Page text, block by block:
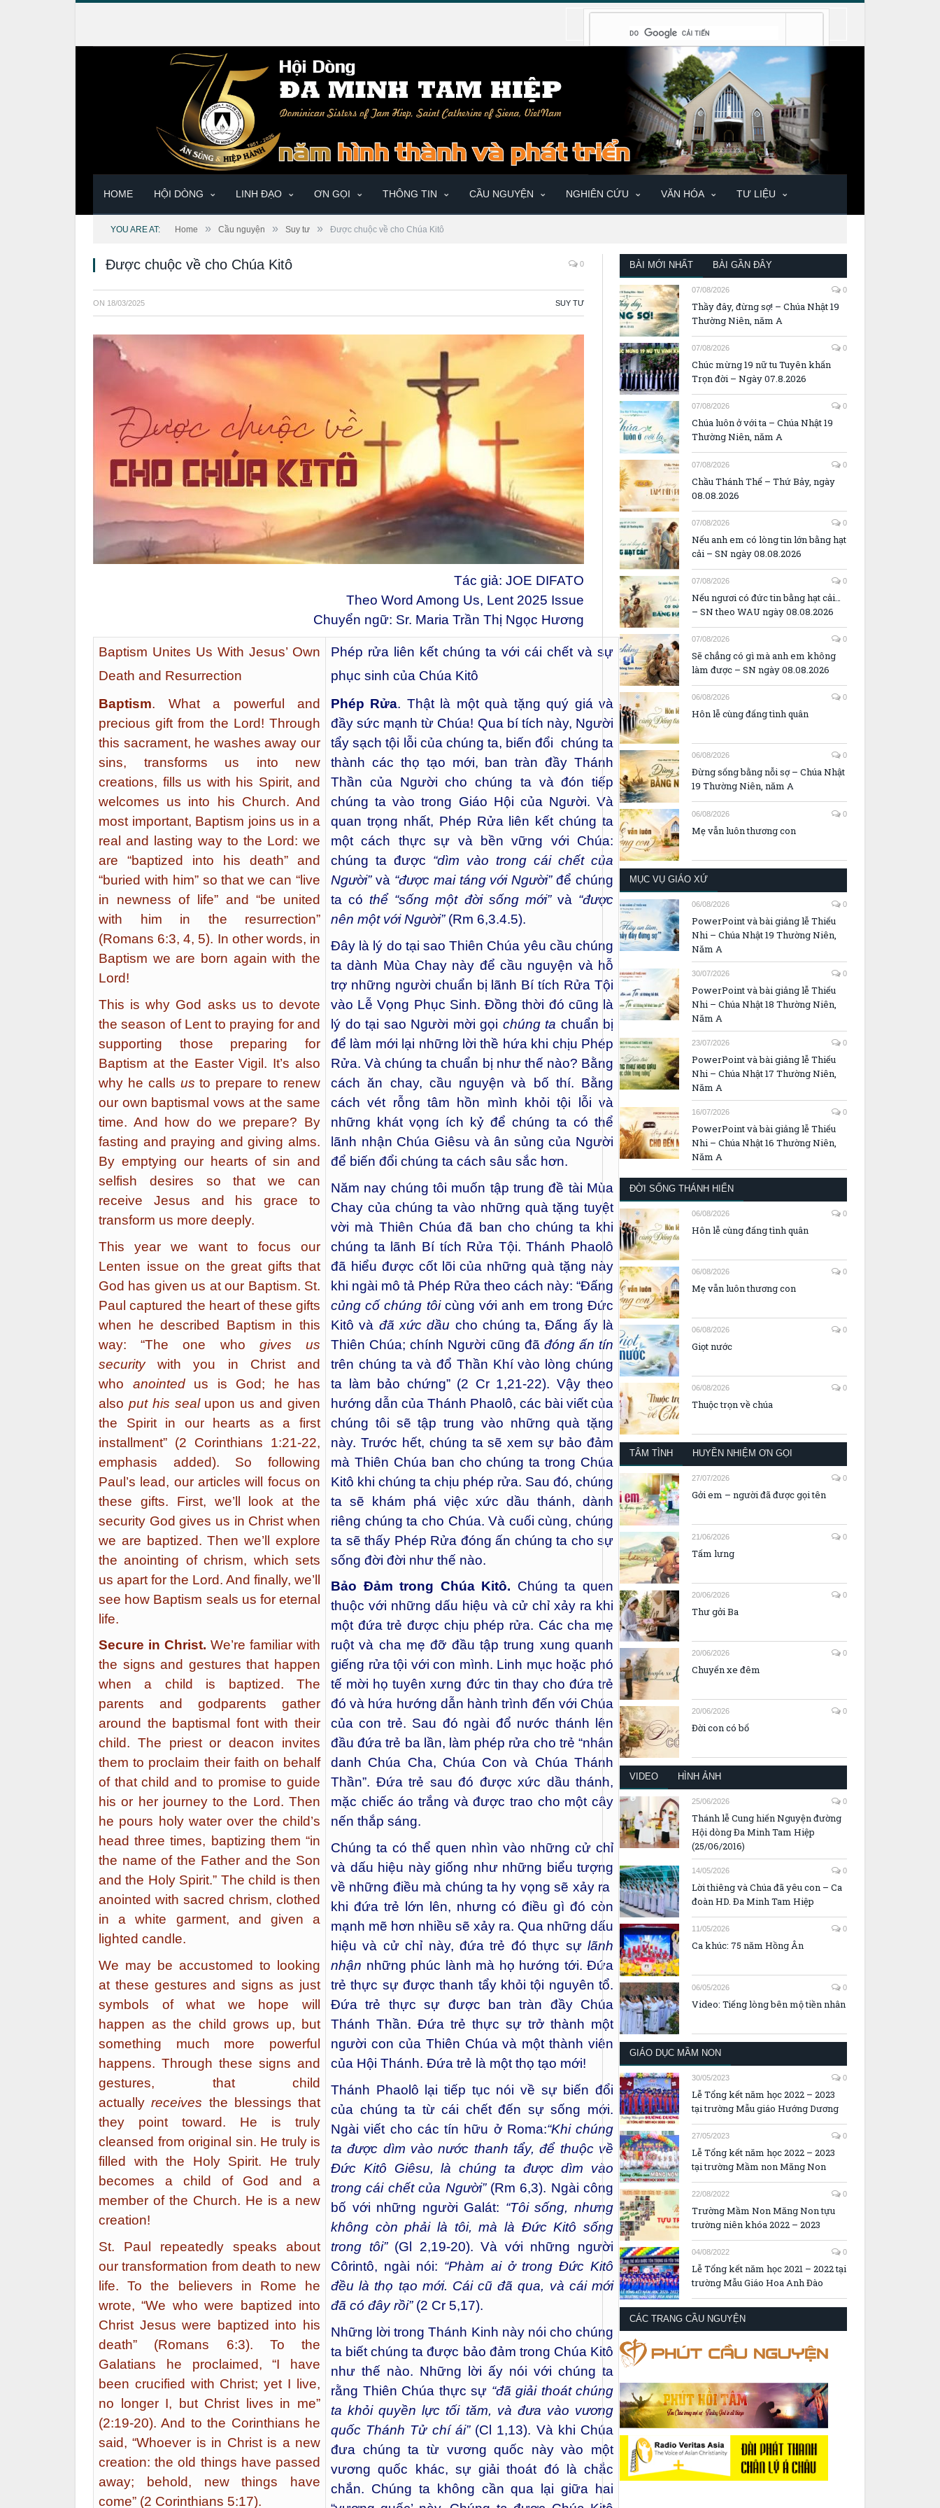
HOME HỘI DÒNG LINH ĐẠO ƠN GỌI THÔNG TIN CẦU NGUYỆN NGHIÊN CỨU VĂN HÓA TƯ LIỆU
YOU ARE AT: Home » Cầu nguyện » Suy tư » Được chuộc về cho Chúa Kitô
Được chuộc về cho Chúa Kitô 0
ON 18/03/2025 SUY TƯ
Tác giả: JOE DIFATO
Theo Word Among Us, Lent 2025 Issue
Chuyển ngữ: Sr. Maria Trần Thị Ngọc Hương
Baptism Unites Us With Jesus’ Own
Death and Resurrection
Baptism. What a powerful and
precious gift from the Lord! Through
this sacrament, he washes away our
sins, transforms us into new
creations, fills us with his Spirit, and
welcomes us into his Church. And
most important, Baptism joins us in a
real and lasting way to the Lord: we
are “baptized into his death” and
“buried with him” so that we can “live
in newness of life” and “be united
with him in the resurrection”
(Romans 6:3, 4, 5). In other words, in
Baptism we are born again with the
Lord!
This is why God asks us to devote
the season of Lent to praying for and
supporting those preparing for
Baptism at the Easter Vigil. It’s also
why he calls us to prepare to renew
our own baptismal vows at the same
time. And how do we prepare? By
fasting and praying and giving alms.
By emptying our hearts of sin and
selfish desires so that we can
receive Jesus and his grace to
transform us more deeply.
This year we want to focus our
Lenten issue on the great gifts that
God has given us at our Baptism. St.
Paul captured the heart of these gifts
when he described Baptism in this
way: “The one who gives us
securitywith you in Christ and
who anointedus is God; he has
also put his sealupon us and given
the Spirit in our hearts as a first
installment” (2 Corinthians 1:21-22,
emphasis added). So following
Paul’s lead, our articles will focus on
these gifts. First, we’ll look at the
security God gives us in Christ when
we are baptized. Then we’ll explore
the anointing of chrism, which sets
us apart for the Lord. And finally, we’ll
see how Baptism seals us for eternal
life.
Secure in Christ. We’re familiar with
the signs and gestures that happen
when a child is baptized. The
parents and godparents gather
around the baptismal font with their
child. The priest or deacon invites
them to proclaim their faith on behalf
of that child and to promise to guide
his or her journey to the Lord. Then
he pours holy water over the child’s
head three times, baptizing them “in
the name of the Father and the Son
and the Holy Spirit.” The child is then
anointed with sacred chrism, clothed
in a white garment, and given a
lighted candle.
We may be accustomed to looking
at these gestures and signs as just
symbols of what we hope will
happen as the child grows up, but
something much more powerful
happens. Through these signs and
gestures, that child
actuallyreceives the blessings that
they point toward. He is truly
cleansed from original sin. He truly is
filled with the Holy Spirit. He truly
becomes a child of God and a
member of the Church. He is a new
creation!
St. Paul repeatedly speaks about
our transformation from death to new
life. To the believers in Rome he
wrote, “We who were baptized into
Christ Jesus were baptized into his
death” (Romans 6:3). To the
Galatians he proclaimed, “I have
been crucified with Christ; yet I live,
no longer I, but Christ lives in me”
(2:19-20). And to the Corinthians he
said, “Whoever is in Christ is a new
creation: the old things have passed
away; behold, new things have
come” (2 Corinthians 5:17).
Phép rửa liên kết chúng ta với cái chết và sự
phục sinh của Chúa Kitô
Phép Rửa. Thật là một quà tặng quý giá và
đầy sức mạnh từ Chúa! Qua bí tích này, Người
tẩy sạch tội lỗi của chúng ta, biến đổi chúng ta
thành các thọ tạo mới, ban tràn đầy Thánh
Thần của Người cho chúng ta và đón tiếp
chúng ta vào trong Giáo Hội của Người. Và
quan trọng nhất, Phép Rửa liên kết chúng ta
một cách thực sự và bền vững với Chúa:
chúng ta được “dìm vào trong cái chết của
Người”và “được mai táng với Người”để chúng
ta cóthể “sống một đời sống mới”và “được
nên một với Người”(Rm 6,3.4.5).
Đây là lý do tại sao Thiên Chúa yêu cầu chúng
ta dành Mùa Chay này để cầu nguyện và hỗ
trợ những người chuẩn bị lãnh Bí tích Rửa Tội
vào Lễ Vọng Phục Sinh. Đồng thời đó cũng là
lý do tại sao Người mời gọi chúng ta chuẩn bị
để làm mới lại những lời thề hứa khi chịu Phép
Rửa. Và chúng ta chuẩn bị như thế nào? Bằng
cách ăn chay, cầu nguyện và bố thí. Bằng
cách vét rỗng tâm hồn mình khỏi tội lỗi và
những khát vọng ích kỷ để chúng ta có thể
lãnh nhận Chúa Giêsu và ân sủng của Người
để biến đổi chúng ta cách sâu sắc hơn.
Năm nay chúng tôi muốn tập trung đề tài Mùa
Chay của chúng ta vào những quà tặng tuyệt
vời mà Thiên Chúa đã ban cho chúng ta khi
chúng ta lãnh Bí tích Rửa Tội. Thánh Phaolô
đã hiểu được cốt lõi của những quà tặng này
khi ngài mô tả Phép Rửa theo cách này: “Đấng
củng cố chúng tôi cùng với anh em trong Đức
Kitô và đã xức dầu cho chúng ta, Đấng ấy là
Thiên Chúa; chính Người cũng đã đóng ấn tín
trên chúng ta và đổ Thần Khí vào lòng chúng
ta làm bảo chứng” (2 Cr 1,21-22). Vậy theo
hướng dẫn của Thánh Phaolô, các bài viết của
chúng tôi sẽ tập trung vào những quà tặng
này. Trước hết, chúng ta sẽ xem sự bảo đảm
mà Thiên Chúa ban cho chúng ta trong Chúa
Kitô khi chúng ta chịu phép rửa. Sau đó, chúng
ta sẽ khám phá việc xức dầu thánh, dành
riêng chúng ta cho Chúa. Và cuối cùng, chúng
ta sẽ thấy Phép Rửa đóng ấn chúng ta cho sự
sống đời đời như thế nào.
Bảo Đảm trong Chúa Kitô. Chúng ta quen
thuộc với những dấu hiệu và cử chỉ xảy ra khi
một đứa trẻ được chịu phép rửa. Các cha mẹ
ruột và cha mẹ đỡ đầu tập trung xung quanh
giếng rửa tội với con mình. Linh mục hoặc phó
tế mời họ tuyên xưng đức tin thay cho đứa trẻ
đó và hứa hướng dẫn hành trình đến với Chúa
của con trẻ. Sau đó ngài đổ nước thánh lên
đầu đứa trẻ ba lần, làm phép rửa cho trẻ “nhân
danh Chúa Cha, Chúa Con và Chúa Thánh
Thần”. Đứa trẻ sau đó được xức dầu thánh,
mặc chiếc áo trắng và được trao cho một cây
nến thắp sáng.
Chúng ta có thể quen nhìn vào những cử chỉ
và dấu hiệu này giống như những biểu tượng
về những điều mà chúng ta hy vọng sẽ xảy ra
khi đứa trẻ lớn lên, nhưng có điều gì đó còn
mạnh mẽ hơn nhiều sẽ xảy ra. Qua những dấu
hiệu và cử chỉ này, đứa trẻ đó thực sự lãnh
nhận những phúc lành mà họ hướng tới. Đứa
trẻ thực sự được thanh tẩy khỏi tội nguyên tổ.
Đứa trẻ thực sự được ban tràn đầy Chúa
Thánh Thần. Đứa trẻ thực sự trở thành một
người con của Thiên Chúa và một thành viên
của Hội Thánh. Đứa trẻ là một thọ tạo mới!
Thánh Phaolô lại tiếp tục nói về sự biến đổi
của chúng ta từ cái chết đến sự sống mới.
Ngài viết cho các tín hữu ở Roma:“Khi chúng
ta được dìm vào nước thanh tẩy, để thuộc về
Đức Kitô Giêsu, là chúng ta được dìm vào
trong cái chết của Người”(Rm 6,3). Ngài công
bố với những người Galát: “Tôi sống, nhưng
không còn phải là tôi, mà là Đức Kitô sống
trong tôi”(Gl 2,19-20). Và với những người
Côrintô, ngài nói: “Phàm ai ở trong Đức Kitô
đều là thọ tạo mới. Cái cũ đã qua, và cái mới
đã có đây rồi”(2 Cr 5,17).
Những lời trong Thánh Kinh này nói cho chúng
ta biết chúng ta được bảo đảm trong Chúa Kitô
như thế nào. Những lời ấy nói với chúng ta
rằng Thiên Chúa thực sự “đã giải thoát chúng
ta khỏi quyền lực tối tăm, và đưa vào vương
quốc Thánh Tử chí ái”(Cl 1,13). Và khi Chúa
đưa chúng ta từ vương quốc này vào một
vương quốc khác, sự giải thoát đó là chắc
chắn. Chúng ta không cần qua lại giữa hai
BÀI MỚI NHẤT BÀI GẦN ĐÂY
07/08/2026 0
Thầy đây, đừng sợ! – Chúa Nhật 19
Thường Niên, năm A
07/08/2026 0
Chúc mừng 19 nữ tu Tuyên khấn
Trọn đời – Ngày 07.8.2026
07/08/2026 0
Chúa luôn ở với ta – Chúa Nhật 19
Thường Niên, năm A
07/08/2026 0
Chầu Thánh Thể – Thứ Bảy, ngày
08.08.2026
07/08/2026 0
Nếu anh em có lòng tin lớn bằng hạt
cải – SN ngày 08.08.2026
07/08/2026 0
Nếu ngươi có đức tin bằng hạt cải…
– SN theo WAU ngày 08.08.2026
07/08/2026 0
Sẽ chẳng có gì mà anh em không
làm được – SN ngày 08.08.2026
06/08/2026 0
Hôn lễ cùng đấng tình quân
06/08/2026 0
Đừng sống bằng nỗi sợ – Chúa Nhật
19 Thường Niên, năm A
06/08/2026 0
Mẹ vẫn luôn thương con
MỤC VỤ GIÁO XỨ
06/08/2026 0
PowerPoint và bài giảng lễ Thiếu
Nhi – Chúa Nhật 19 Thường Niên,
Năm A
30/07/2026 0
PowerPoint và bài giảng lễ Thiếu
Nhi – Chúa Nhật 18 Thường Niên,
Năm A
23/07/2026 0
PowerPoint và bài giảng lễ Thiếu
Nhi – Chúa Nhật 17 Thường Niên,
Năm A
16/07/2026 0
PowerPoint và bài giảng lễ Thiếu
Nhi – Chúa Nhật 16 Thường Niên,
Năm A
ĐỜI SỐNG THÁNH HIẾN
06/08/2026 0
Hôn lễ cùng đấng tình quân
06/08/2026 0
Mẹ vẫn luôn thương con
06/08/2026 0
Giọt nước
06/08/2026 0
Thuộc trọn về chúa
TÂM TÌNH HUYỀN NHIỆM ƠN GỌI
27/07/2026 0
Gởi em – người đã được gọi tên
21/06/2026 0
Tấm lưng
20/06/2026 0
Thư gởi Ba
20/06/2026 0
Chuyến xe đêm
20/06/2026 0
Đời con có bố
VIDEO HÌNH ẢNH
25/06/2026 0
Thánh lễ Cung hiến Nguyện đường
Hội dòng Đa Minh Tam Hiệp
(25/06/2016)
14/05/2026 0
Lời thiêng và Chúa đã yêu con – Ca
đoàn HD. Đa Minh Tam Hiệp
11/05/2026 0
Ca khúc: 75 năm Hồng Ân
06/05/2026 0
Video: Tiếng lòng bên mộ tiền nhân
GIÁO DỤC MẦM NON
30/05/2023 0
Lễ Tổng kết năm học 2022 – 2023
tại trường Mẫu giáo Hướng Dương
27/05/2023 0
Lễ Tổng kết năm học 2022 – 2023
tại trường Mầm non Măng Non
22/08/2022 0
Trường Mầm Non Măng Non tựu
trường niên khóa 2022 – 2023
04/08/2022 0
Lễ Tổng kết năm học 2021 – 2022 tại
trường Mẫu Giáo Hoa Anh Đào
CÁC TRANG CẦU NGUYỆN